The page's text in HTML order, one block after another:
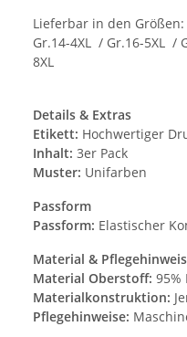
Lieferbar in den Größen:
Gr.14-4XL / Gr.16-5XL /
8XL
Details & Extras
Etikett: Hochwertiger
Inhalt: 3er Pack
Muster: Unifarben
Passform
Passform: Elastischer
Material &
Material Oberstoff: 95%
Materialkonstruktion:
Pflegehinweise: